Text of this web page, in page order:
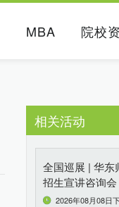
MBA 院校
相关活动
全国巡展 | 华
招生宣讲咨询会
2026年08月08日